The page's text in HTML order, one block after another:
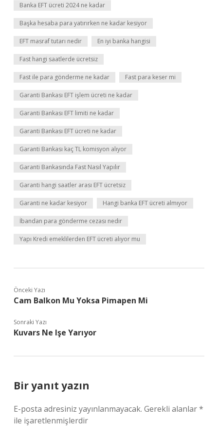
Banka EFT ücreti 2024 ne kadar
Başka hesaba para yatırırken ne kadar kesiyor
EFT masraf tutarı nedir En iyi banka hangisi
Fast hangi saatlerde ücretsiz
Fast ile para gönderme ne kadar Fast para keser mi
Garanti Bankası EFT işlem ücreti ne kadar
Garanti Bankası EFT limiti ne kadar
Garanti Bankası EFT ücreti ne kadar
Garanti Bankası kaç TL komisyon alıyor
Garanti Bankasında Fast Nasıl Yapılır
Garanti hangi saatler arası EFT ücretsiz
Garanti ne kadar kesiyor Hangi banka EFT ücreti almıyor
İbandan para gönderme cezası nedir
Yapı Kredi emeklilerden EFT ücreti alıyor mu
Önceki Yazı
Cam Balkon Mu Yoksa Pimapen Mi
Sonraki Yazı
Kuvars Ne Işe Yarıyor
Bir yanıt yazın
E-posta adresiniz yayınlanmayacak. Gerekli alanlar*
ile işaretlenmişlerdir